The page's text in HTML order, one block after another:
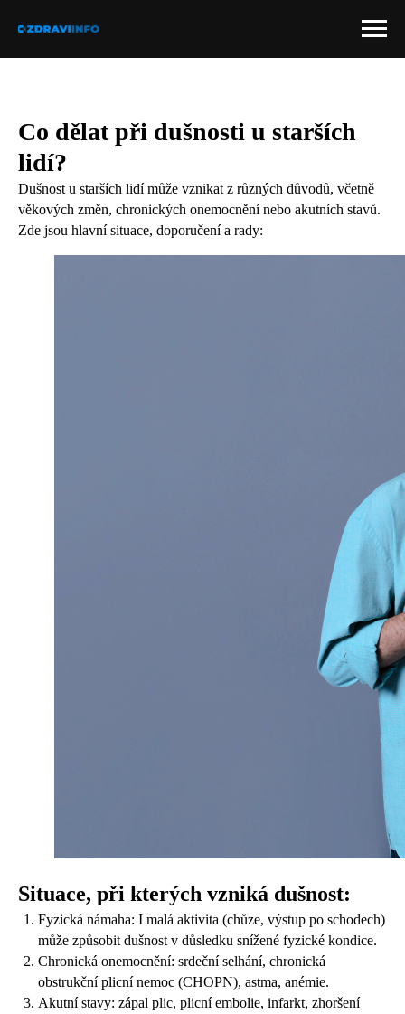
Co dělat při dušnosti u starších
lidí?
Dušnost u starších lidí může vznikat z různých důvodů, včetně
věkových změn, chronických onemocnění nebo akutních stavů.
Zde jsou hlavní situace, doporučení a rady:
Situace, při kterých vzniká dušnost:
Fyzická námaha: I malá aktivita (chůze, výstup po schodech)
může způsobit dušnost v důsledku snížené fyzické kondice.
Chronická onemocnění: srdeční selhání, chronická
obstrukční plicní nemoc (CHOPN), astma, anémie.
Akutní stavy: zápal plic, plicní embolie, infarkt, zhoršení